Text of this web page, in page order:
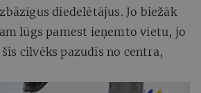
diedelētājus. Jo biežāk
lūgs pamest ieņemto vietu, jo
cilvēks pazudīs no centra,